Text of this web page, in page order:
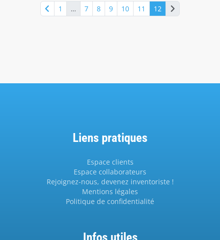
1 … 7 8 9 10 11 12
Liens pratiques
Espace clients
Espace collaborateurs
Rejoignez-nous, devenez inventoriste !
Mentions légales
Politique de confidentialité